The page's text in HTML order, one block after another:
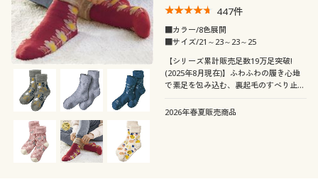
447件
■カラー/8色展開
■サイズ/21～23～23～25
【シリーズ累計販売足数19万足突破!
(2025年8月現在)】ふわふわの履き心地
で素足を包み込む、裏起毛のすべり止め
2026年春夏販売商品